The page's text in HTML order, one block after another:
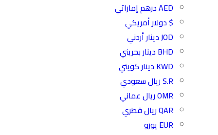
AED درهم إماراتي
$ دولار أمريكي
JOD دينار أردني
BHD دينار بحريني
KWD دينار كويتي
S.R ريال سعودي
OMR ريال عماني
QAR ريال قطري
EUR يورو